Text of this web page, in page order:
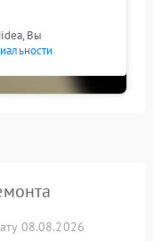
Вы
08.08.2026